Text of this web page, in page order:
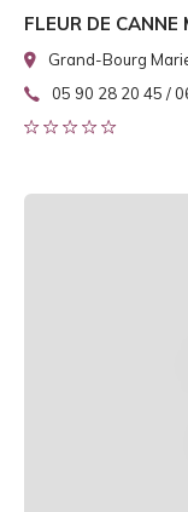
FLEUR DE
Grand-Bourg
05 90 28 20 45 /